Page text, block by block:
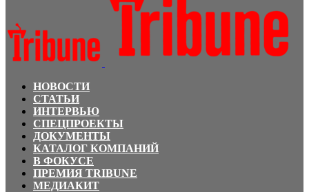
НОВОСТИ
СТАТЬИ
ИНТЕРВЬЮ
СПЕЦПРОЕКТЫ
ДОКУМЕНТЫ
КАТАЛОГ КОМПАНИЙ
В ФОКУСЕ
ПРЕМИЯ TRIBUNE
МЕДИАКИТ